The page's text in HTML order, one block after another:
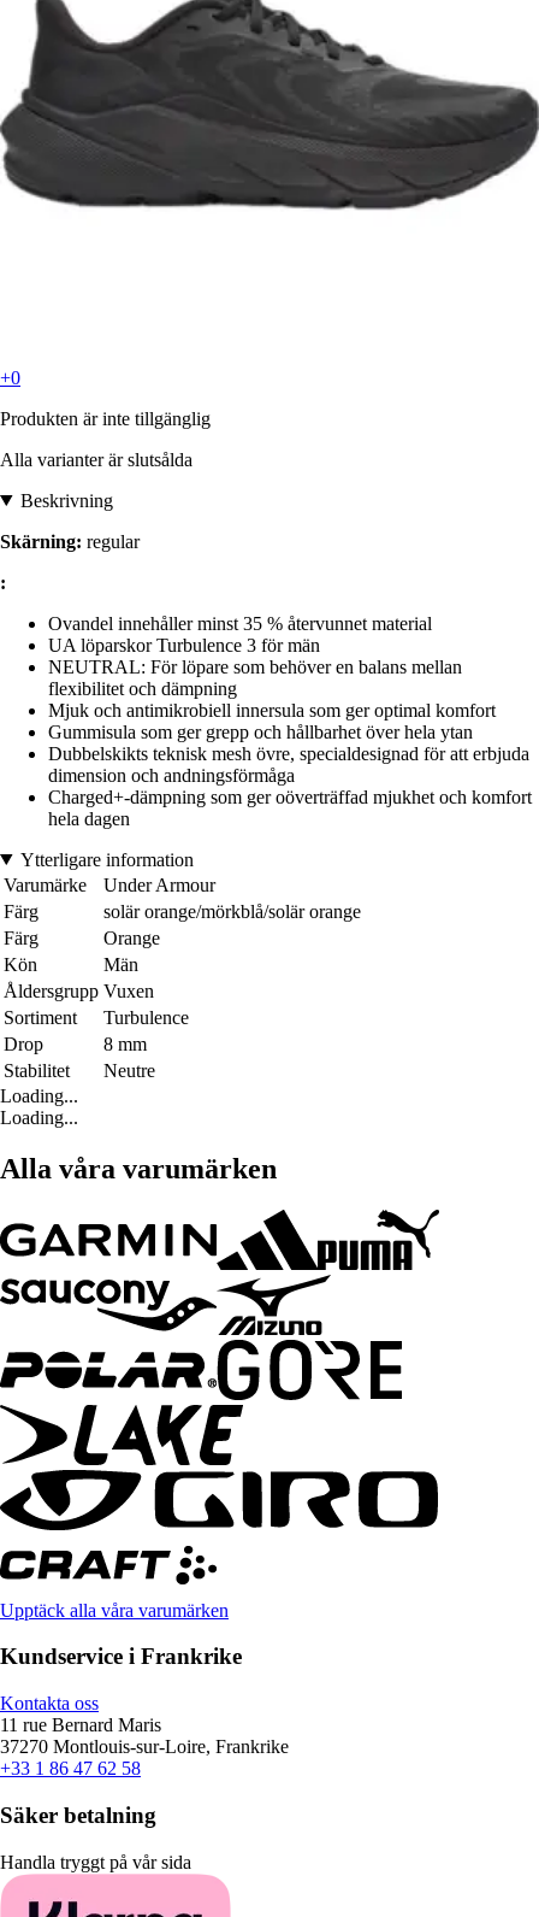
+0
Produkten är inte tillgänglig
Alla varianter är slutsålda
Beskrivning
Skärning: regular
:
Ovandel innehåller minst 35 % återvunnet material
UA löparskor Turbulence 3 för män
NEUTRAL: För löpare som behöver en balans mellan
flexibilitet och dämpning
Mjuk och antimikrobiell innersula som ger optimal komfort
Gummisula som ger grepp och hållbarhet över hela ytan
Dubbelskikts teknisk mesh övre, specialdesignad för att erbjuda
dimension och andningsförmåga
Charged+-dämpning som ger oöverträffad mjukhet och komfort
hela dagen
Ytterligare information
Varumärke
Under Armour
Färg
solär orange/mörkblå/solär orange
Färg
Orange
Kön
Män
Åldersgrupp Vuxen
Sortiment
Turbulence
Drop
8 mm
Stabilitet
Neutre
Loading...
Loading...
Alla våra varumärken
Upptäck alla våra varumärken
Kundservice i Frankrike
Kontakta oss
11 rue Bernard Maris
37270 Montlouis-sur-Loire, Frankrike
+33 1 86 47 62 58
Säker betalning
Handla tryggt på vår sida